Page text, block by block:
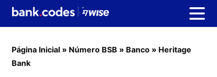
Página Inicial » Número BSB » Banco » Heritage
Bank